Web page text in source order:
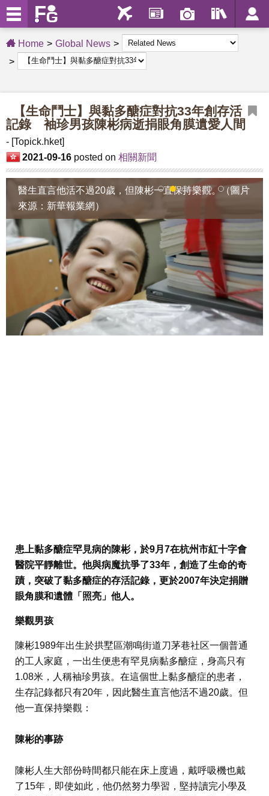
Home Global News
【生命鬥士】與黏多醣症對抗33年創存活
記錄 袖珍男孩陳彬病逝捐眼角膜遺愛人間
- [Topick.hket]
2021-09-16 posted on 相關新聞
醫生直言他活不過20歲，但陳彬一直保持樂觀。（圖片
來源：新華報業網）
1 2 3 4 5 6 7 8
患上黏多醣症罕見病的陳彬，於9月7在杭州市紅十字會
醫院平靜離世。他與病魔抗爭了33年，創造了生命的奇
蹟，突破了黏多醣症的存活記錄，更於2007年決定捐贈
眼角膜和遺體「照亮」他人。
樂觀男孩
陳彬1989年出生於拱墅區潮鳴街道刀茅巷社区一個普通
的工人家庭，一出生便患有罕見病黏多醣症，身高只有
1.08米，人稱袖珍男孩。在這個世上黏多醣症的患者，
生存記錄都只有20年，因此醫生直言他活不過20歲。但
他一直保持樂觀：
陳彬的事跡
陳彬人生大部份時間都只能在床上度過，戴呼吸機也戴
了15年，即使如此，他仍然努力學習，堅持讀完小學及